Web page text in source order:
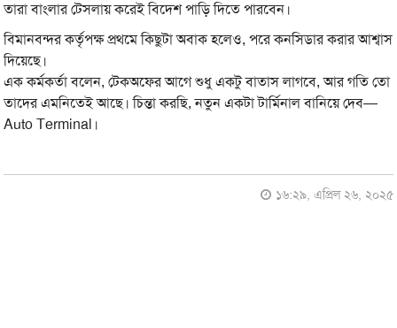
তারা বাংলার টেসলায় করেই বিদেশ পাড়ি দিতে পারবেন।
বিমানবন্দর কর্তৃপক্ষ প্রথমে কিছুটা অবাক হলেও, পরে কনসিডার করার আশ্বাস
দিয়েছে।
এক কর্মকর্তা বলেন, টেকঅফের আগে শুধু একটু বাতাস লাগবে, আর গতি তো
তাদের এমনিতেই আছে। চিন্তা করছি, নতুন একটা টার্মিনাল বানিয়ে দেব—
Auto Terminal।
১৬:২৯, এপ্রিল ২৬, ২০২৫